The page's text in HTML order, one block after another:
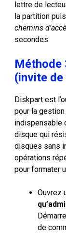
lettre de
la partition puis
chemins
secondes.
Méthode
(invite
Diskpart est
pour la
indispensable
disque qui
disques sans
opérations
pour formater
Ouvrez
de